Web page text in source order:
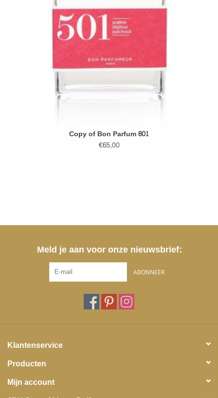
Copy of Bon Parfum 801
€65,00
Meld je aan voor onze nieuwsbrief:
ABONNEER
Klantenservice
Producten
Mijn account